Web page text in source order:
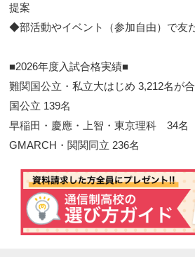
提案​
◆部活動やイベント（参加自由）で友
■2026年度入試合格実績■​​
難関国公立・私立大はじめ 3,212名が
​ 国公立 139名​
早稲田・慶應・上智・東京理科 34名
GMARCH・関関同立 236名​